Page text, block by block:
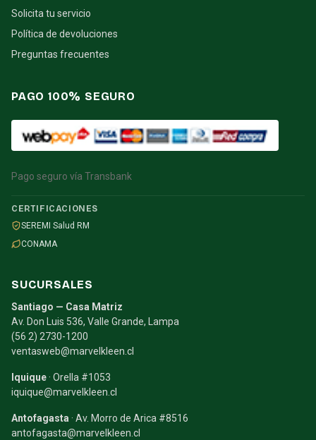
Solicita tu servicio
Política de devoluciones
Preguntas frecuentes
PAGO 100% SEGURO
Pago seguro vía Transbank
CERTIFICACIONES
SEREMI Salud RM
CONAMA
SUCURSALES
Santiago — Casa Matriz
Av. Don Luis 536, Valle Grande, Lampa
(56 2) 2730-1200
ventasweb@marvelkleen.cl
Iquique · Orella #1053
iquique@marvelkleen.cl
Antofagasta · Av. Morro de Arica #8516
antofagasta@marvelkleen.cl